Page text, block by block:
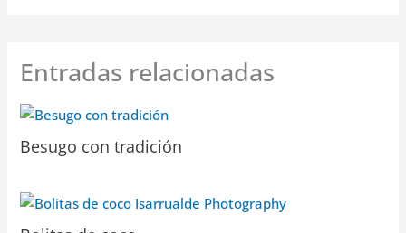
Entradas relacionadas
Besugo con tradición